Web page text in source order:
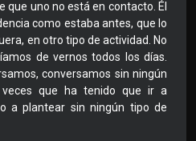
que uno no está en contacto. Él
como estaba antes, que lo
en otro tipo de actividad. No
de vernos todos los días.
conversamos sin ningún
que ha tenido que ir a
a plantear sin ningún tipo de